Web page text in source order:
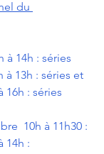
du
à 14h : séries
à 13h : séries et
16h : séries
10h à 11h30 :
14h :